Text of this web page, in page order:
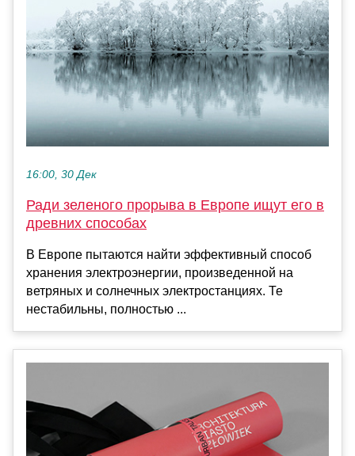
16:00, 30 Дек
Ради зеленого прорыва в Европе ищут его в
древних способах
В Европе пытаются найти эффективный способ
хранения электроэнергии, произведенной на
ветряных и солнечных электростанциях. Те
нестабильны, полностью ...